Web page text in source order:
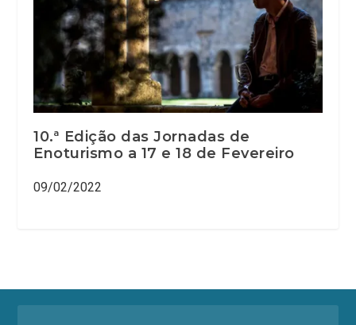
10.ª Edição das Jornadas de
Enoturismo a 17 e 18 de Fevereiro
09/02/2022